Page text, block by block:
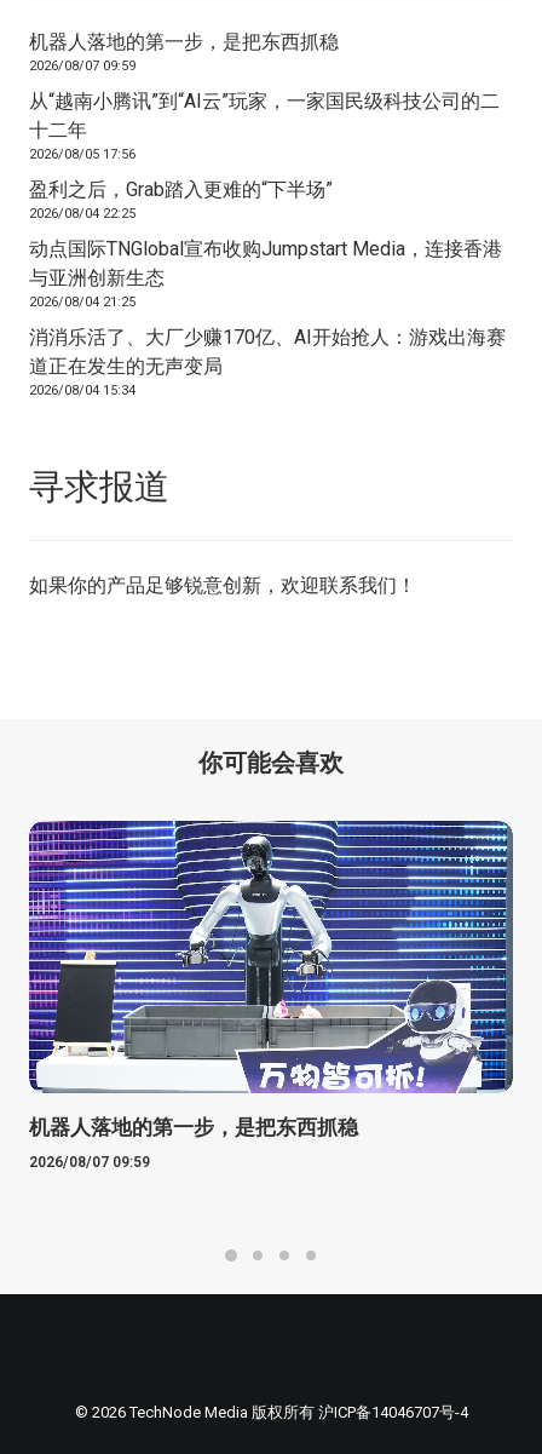
机器人落地的第一步，是把东西抓稳
2026/08/07 09:59
从“越南小腾讯”到“AI云”玩家，一家国民级科技公司的二
十二年
2026/08/05 17:56
盈利之后，Grab踏入更难的“下半场”
2026/08/04 22:25
动点国际TNGlobal宣布收购Jumpstart Media，连接香港
与亚洲创新生态
2026/08/04 21:25
消消乐活了、大厂少赚170亿、AI开始抢人：游戏出海赛
道正在发生的无声变局
2026/08/04 15:34
寻求报道
如果你的产品足够锐意创新，欢迎联系我们 ！
你可能会喜欢
机器人落地的第一步，是把东西抓稳
2026/08/07 09:59
© 2026 TechNode Media 版权所有 沪ICP备14046707号-4